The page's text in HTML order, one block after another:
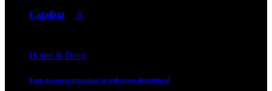
Catalina 0
Home & Deco
Cum ne-am reorganizat si redecorat dormitorul